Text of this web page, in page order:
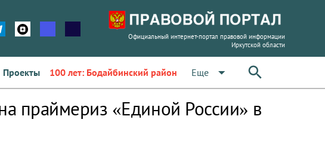
Официальный интернет-портал правовой информации
Иркутской области
Проекты 100 лет: Бодайбинский район Еще arrow_drop_down
праймериз «Единой России» в